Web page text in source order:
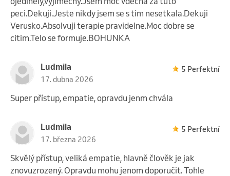
peci.Dekuji.Jeste nikdy jsem se s tim nesetkala.Dekuji
Verusko.Absolvuji terapie pravidelne.Moc dobre se
citim.Telo se formuje.BOHUNKA
Ludmila
17. dubna 2026
5 Perfektní
Super přístup, empatie, opravdu jenm chvála
Ludmila
17. března 2026
5 Perfektní
Skvělý přístup, veliká empatie, hlavně člověk je jak
znovuzrozený. Opravdu mohu jenom doporučit. Tohle